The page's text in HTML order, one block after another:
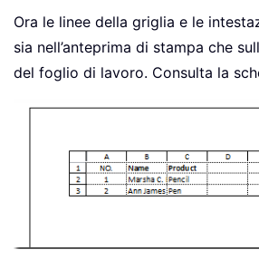
Ora le linee della griglia e le
sia nell’anteprima di stampa che
del foglio di lavoro. Consulta la